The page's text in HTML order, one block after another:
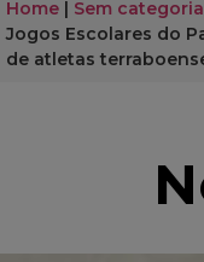
Home | Sem categoria
Jogos Escolares do
de atletas